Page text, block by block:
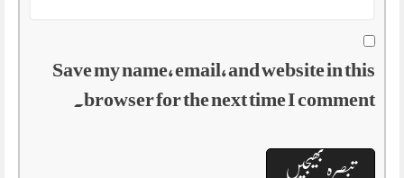
Save my name, email, and website in this
browser for the next time I comment.